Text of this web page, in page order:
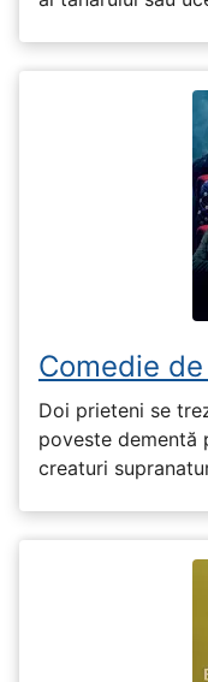
Comedie
Doi prieteni se
poveste dementă
creaturi